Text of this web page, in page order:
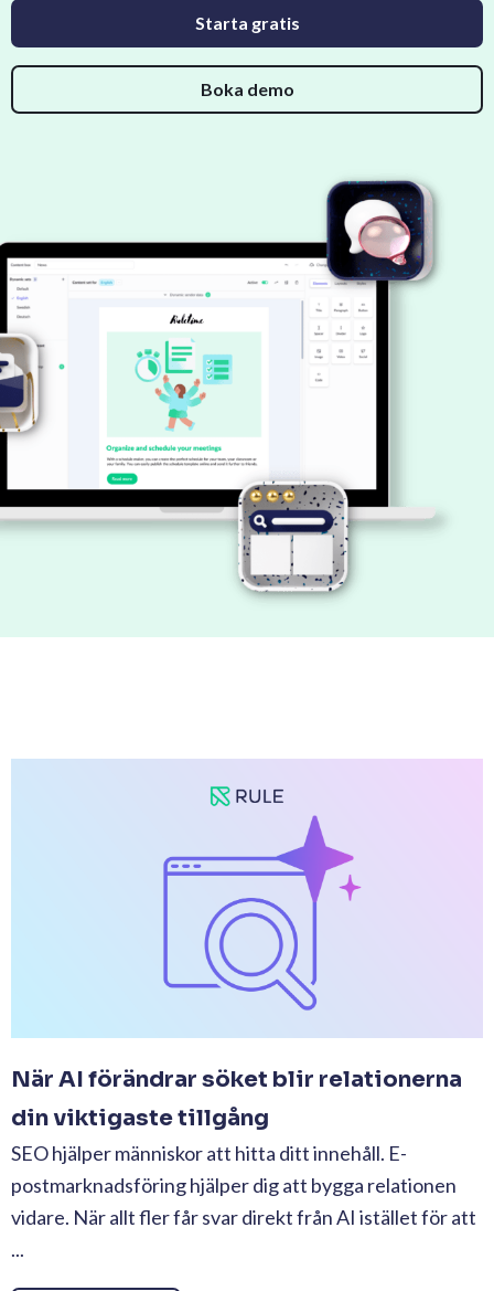
Starta gratis
Boka demo
När AI förändrar söket blir relationerna
din viktigaste tillgång
SEO hjälper människor att hitta ditt innehåll. E-
postmarknadsföring hjälper dig att bygga relationen
vidare. När allt fler får svar direkt från AI istället för att
...